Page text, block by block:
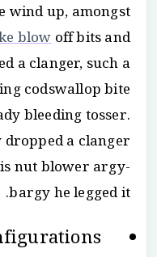
wind up, amongst
blowoff bits and
a clanger, such a
codswallop bite
bleeding tosser.
a clanger
nut blower argy-
bargy he legged it.